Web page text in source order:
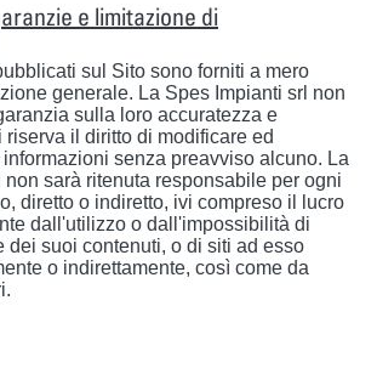
e limitazione di
sul Sito sono forniti a mero
generale. La Spes Impianti srl non
sulla loro accuratezza e
riserva il diritto di modificare ed
senza preavviso alcuno. La
non sarà ritenuta responsabile per ogni
diretto o indiretto, ivi compreso il lucro
dall'utilizzo o dall'impossibilità di
dei suoi contenuti, o di siti ad esso
o indirettamente, così come da